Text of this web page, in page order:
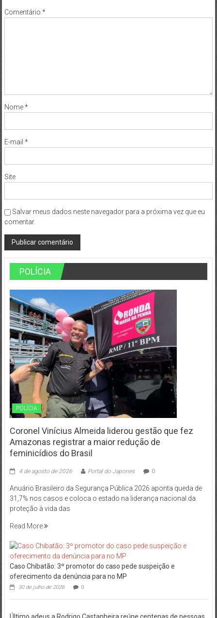
Comentário *
Nome*
E-mail *
Site
Salvar meus dados neste navegador para a próxima vez que eu
comentar.
POLÍCIA
POLÍCIA
Coronel Vinícius Almeida liderou gestão que fez
Amazonas registrar a maior redução de
feminicídios do Brasil
4 de agosto de 2026 Portal do Japones 0
Anuário Brasileiro da Segurança Pública 2026 aponta queda de
31,7% nos casos e coloca o estado na liderança nacional da
proteção à vida das
Read More
Caso Chibatão: 3º promotor do caso pede suspeição e
oferecimento da denúncia para no MP
30 de julho de 2026 0